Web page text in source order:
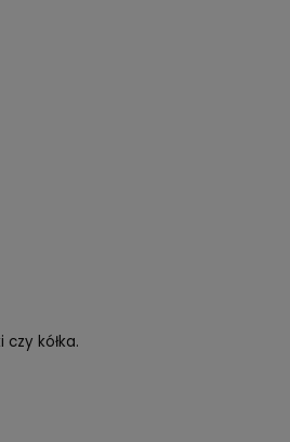
kółka.